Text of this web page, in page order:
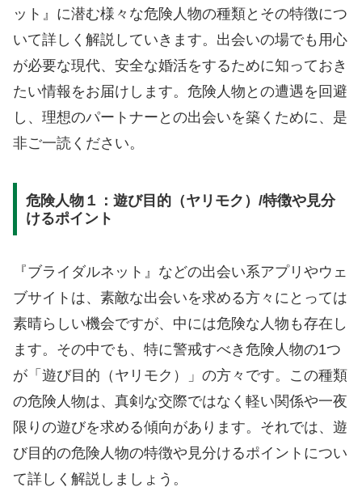
ット』に潜む様々な危険人物の種類とその特徴につ
いて詳しく解説していきます。出会いの場でも用心
が必要な現代、安全な婚活をするために知っておき
たい情報をお届けします。危険人物との遭遇を回避
し、理想のパートナーとの出会いを築くために、是
非ご一読ください。
危険人物１：遊び目的（ヤリモク）/特徴や見分
けるポイント
『ブライダルネット』などの出会い系アプリやウェ
ブサイトは、素敵な出会いを求める方々にとっては
素晴らしい機会ですが、中には危険な人物も存在し
ます。その中でも、特に警戒すべき危険人物の1つ
が「遊び目的（ヤリモク）」の方々です。この種類
の危険人物は、真剣な交際ではなく軽い関係や一夜
限りの遊びを求める傾向があります。それでは、遊
び目的の危険人物の特徴や見分けるポイントについ
て詳しく解説しましょう。